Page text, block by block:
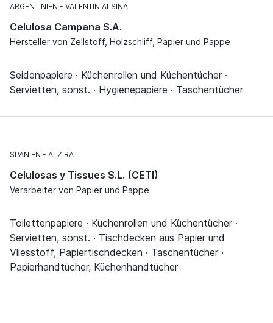
ARGENTINIEN VALENTIN ALSINA
Celulosa Campana S.A.
Hersteller von Zellstoff, Holzschliff, Papier und Pappe
Seidenpapiere · Küchenrollen und Küchentücher ·
Servietten, sonst. · Hygienepapiere · Taschentücher
SPANIEN ALZIRA
Celulosas y Tissues S.L. (CETI)
Verarbeiter von Papier und Pappe
Toilettenpapiere · Küchenrollen und Küchentücher ·
Servietten, sonst. · Tischdecken aus Papier und
Vliesstoff, Papiertischdecken · Taschentücher ·
Papierhandtücher, Küchenhandtücher